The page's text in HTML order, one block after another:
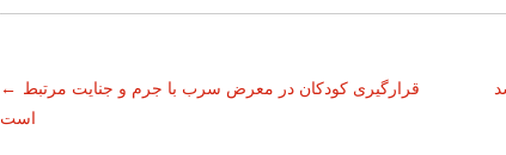
← قرارگیری کودکان در معرض سرب با جرم و جنایت مرتبط
است